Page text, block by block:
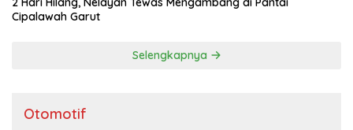
Cipalawah Garut
Selengkapnya
Otomotif